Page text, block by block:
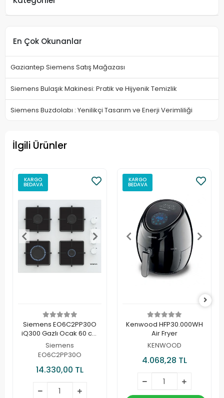
En Çok Okunanlar
Gaziantep Siemens Satış Mağazası
Siemens Bulaşık Makinesi: Pratik ve Hijyenik Temizlik
Siemens Buzdolabı : Yenilikçi Tasarım ve Enerji Verimliliği
İlgili Ürünler
KARGO
BEDAVA
Siemens EO6C2PP30O
iQ300 Gazlı Ocak 60 cm
Sert cam, Beyaz
Siemens
EO6C2PP30O
14.330,00 TL
KARGO
BEDAVA
Kenwood HFP30.000WH
Air Fryer
KENWOOD
4.068,28 TL